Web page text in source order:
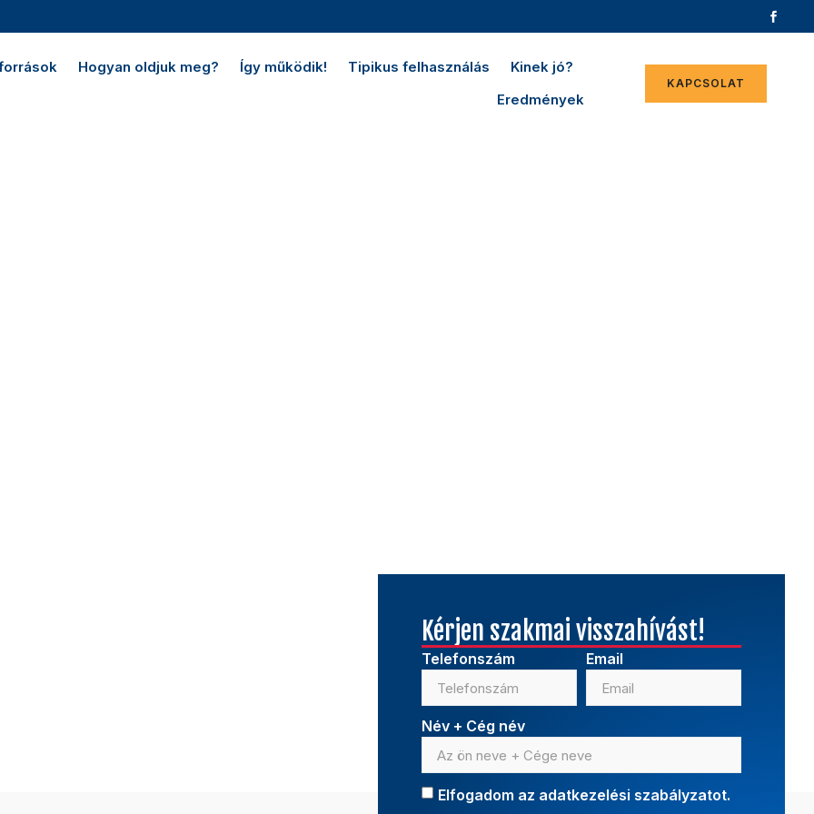
Hogyan oldjuk meg? Így működik! Tipikus felhasználás
Kinek jó?
Eredmények
KAPCSOLAT
Kérjen szakmai visszahívást!
Telefonszám Email
Név + Cég név
Elfogadom az adatkezelési szabályzatot.